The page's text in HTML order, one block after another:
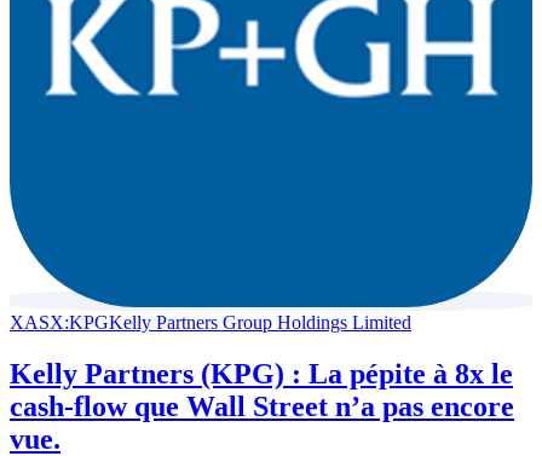
XASX:KPGKelly Partners Group Holdings Limited
Kelly Partners (KPG) : La pépite à 8x le
cash-flow que Wall Street n’a pas encore
vue.